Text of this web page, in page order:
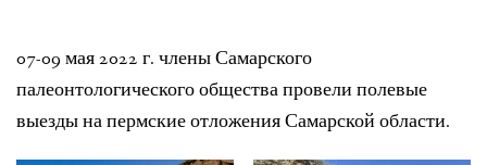
ГРУППА ВКОНТАКТЕ
ПОЛЕЗНЫЕ САЙТЫ
07-09 мая 2022 г. члены Самарского
палеонтологического общества провели полевые
выезды на пермские отложения Самарской области.